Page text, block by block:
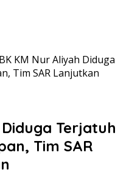
KM Nur Aliyah Diduga
Tim SAR Lanjutkan
Terjatuh
Tim SAR